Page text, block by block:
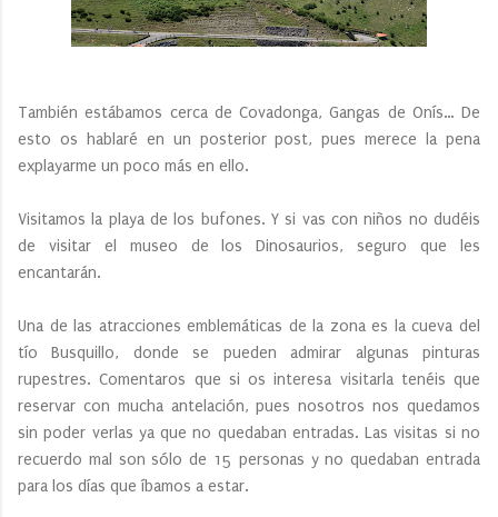
También estábamos cerca de Covadonga, Gangas de Onís… De
esto os hablaré en un posterior post, pues merece la pena
explayarme un poco más en ello.
Visitamos la playa de los bufones. Y si vas con niños no dudéis
de visitar el museo de los Dinosaurios, seguro que les
encantarán.
Una de las atracciones emblemáticas de la zona es la cueva del
tío Busquillo, donde se pueden admirar algunas pinturas
rupestres. Comentaros que si os interesa visitarla tenéis que
reservar con mucha antelación, pues nosotros nos quedamos
sin poder verlas ya que no quedaban entradas. Las visitas si no
recuerdo mal son sólo de 15 personas y no quedaban entrada
para los días que íbamos a estar.